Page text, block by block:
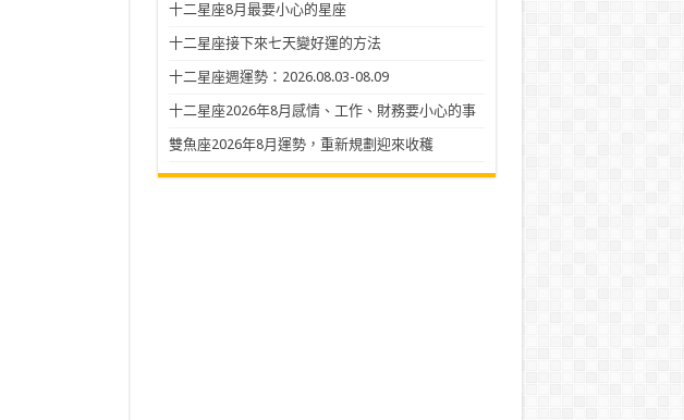
十二星座8月最要小心的星座
十二星座接下來七天變好運的方法
十二星座週運勢：2026.08.03-08.09
十二星座2026年8月感情、工作、財務要小心的事
雙魚座2026年8月運勢，重新規劃迎來收穫